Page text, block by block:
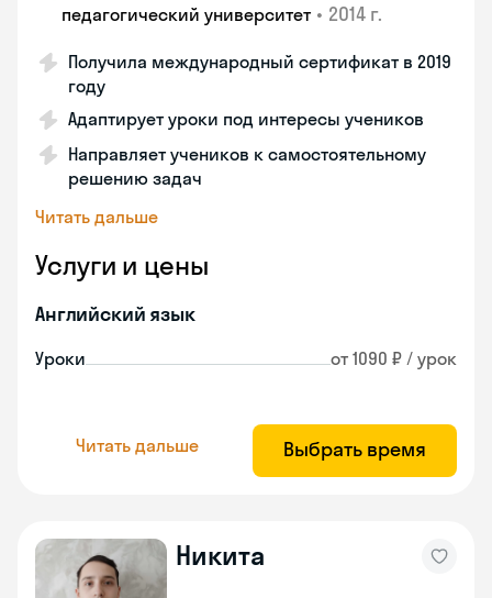
педагогический университет • 2014 г.
Получила международный сертификат в 2019
году
Адаптирует уроки под интересы учеников
Направляет учеников к самостоятельному
решению задач
Читать дальше
Услуги и цены
Английский язык
Уроки от 1090 ₽ / урок
Читать дальше Выбрать время
Никита